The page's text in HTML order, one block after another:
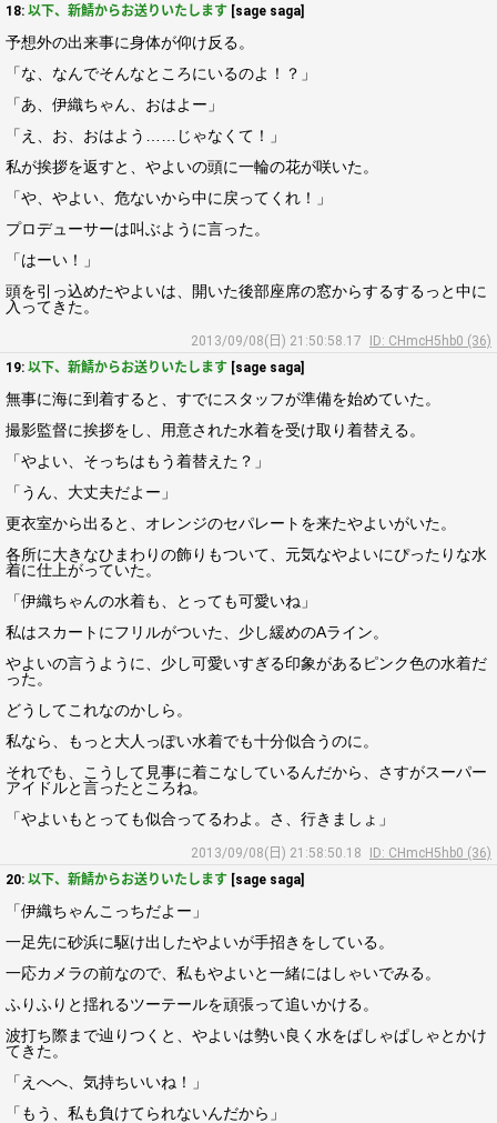
18: 以下、新鯖からお送りいたします [sage saga]
予想外の出来事に身体が仰け反る。
「な、なんでそんなところにいるのよ！？」
「あ、伊織ちゃん、おはよー」
「え、お、おはよう……じゃなくて！」
私が挨拶を返すと、やよいの頭に一輪の花が咲いた。
「や、やよい、危ないから中に戻ってくれ！」
プロデューサーは叫ぶように言った。
「はーい！」
頭を引っ込めたやよいは、開いた後部座席の窓からするするっと中に
入ってきた。
2013/09/08(日) 21:50:58.17
ID: CHmcH5hb0 (36)
19: 以下、新鯖からお送りいたします [sage saga]
無事に海に到着すると、すでにスタッフが準備を始めていた。
撮影監督に挨拶をし、用意された水着を受け取り着替える。
「やよい、そっちはもう着替えた？」
「うん、大丈夫だよー」
更衣室から出ると、オレンジのセパレートを来たやよいがいた。
各所に大きなひまわりの飾りもついて、元気なやよいにぴったりな水
着に仕上がっていた。
「伊織ちゃんの水着も、とっても可愛いね」
私はスカートにフリルがついた、少し緩めのAライン。
やよいの言うように、少し可愛いすぎる印象があるピンク色の水着だ
った。
どうしてこれなのかしら。
私なら、もっと大人っぽい水着でも十分似合うのに。
それでも、こうして見事に着こなしているんだから、さすがスーパー
アイドルと言ったところね。
「やよいもとっても似合ってるわよ。さ、行きましょ」
2013/09/08(日) 21:58:50.18
ID: CHmcH5hb0 (36)
20: 以下、新鯖からお送りいたします [sage saga]
「伊織ちゃんこっちだよー」
一足先に砂浜に駆け出したやよいが手招きをしている。
一応カメラの前なので、私もやよいと一緒にはしゃいでみる。
ふりふりと揺れるツーテールを頑張って追いかける。
波打ち際まで辿りつくと、やよいは勢い良く水をぱしゃぱしゃとかけ
てきた。
「えへへ、気持ちいいね！」
「もう、私も負けてられないんだから」